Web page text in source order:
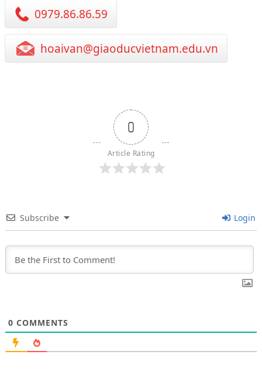
0979.86.86.59
hoaivan@giaoducvietnam.edu.vn
0
Article Rating
Subscribe Login
0 COMMENTS